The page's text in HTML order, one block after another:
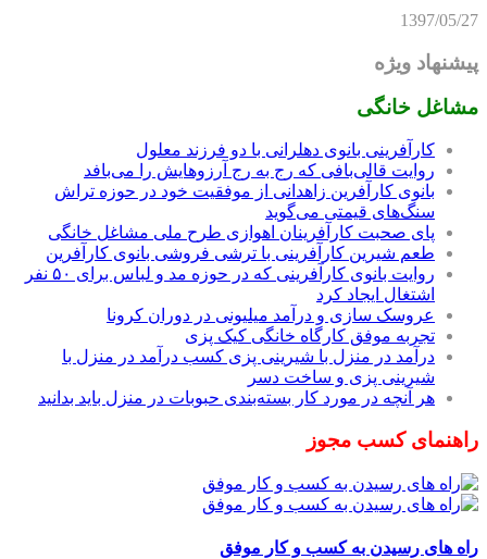
1397/05/27
پیشنهاد ویژه
مشاغل خانگی
کارآفرینی بانوی دهلرانی با دو فرزند معلول
روایت قالی‌بافی که رج به رج آرزوهایش را می‌بافد
بانوی کارآفرین زاهدانی از موفقیت خود در حوزه تراش
سنگ‌های قیمتی می‌گوید
پای صحبت کارآفرینان اهوازی طرح ملی مشاغل خانگی
طعم شیرین کارآفرینی با ترشی فروشی بانوی کارآفرین
روایت بانوی کارآفرینی که در حوزه مد و لباس برای ۵۰ نفر
اشتغال ایجاد کرد
عروسک سازی و درآمد میلیونی در دوران کرونا
تجربه موفق کارگاه خانگی کیک پزی
درآمد در منزل با شیرینی پزی کسب درآمد در منزل با
شیرینی پزی و ساخت دسر
هر آنچه در مورد کار بسته‌بندی حبوبات در منزل باید بدانید
راهنمای کسب مجوز
راه های رسیدن به کسب و کار موفق